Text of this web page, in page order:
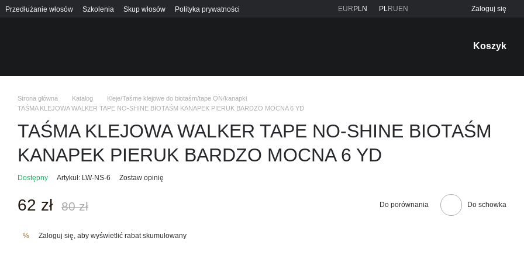
Przedłużanie włosów Szkolenia Skup włosów
Polityka prywatności
EUR PLN PLRU EN Zaloguj się
Koszyk
Strona główna Katalog
Kleje/Taśme klejowe do biotaśm/tape ON/kanapki
TAŚMA KLEJOWA WALKER TAPE NO-SHINE BIOTAŚM KANAPEK PIERUK BARDZO MOCNA 6 YD
TAŚMA KLEJOWA WALKER TAPE NO-SHINE BIOTAŚM
KANAPEK PIERUK BARDZO MOCNA 6 YD
Dostępny Artykuł: LW-NS-6 Zostaw opinię
62 zł 80 zł Do porównania Do schowka
% Zaloguj się , aby wyświetlić rabat skumulowany